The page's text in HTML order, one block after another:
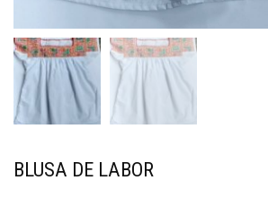
BLUSA DE LABOR